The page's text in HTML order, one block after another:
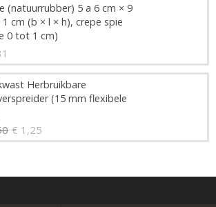
(natuurrubber) 5 a 6 cm × 9
1 cm (b × l × h), crepe spie
0 tot 1 cm)
Herbruikbare
(15 mm flexibele
€ 1,25